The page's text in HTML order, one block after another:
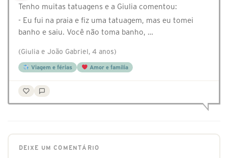
Tenho muitas tatuagens e a Giulia comentou:
- Eu fui na praia e fiz uma tatuagem, mas eu tomei
banho e saiu. Você não toma banho, …
(Giulia e João Gabriel, 4 anos)
Viagem e férias Amor e família
DEIXE UM COMENTÁRIO